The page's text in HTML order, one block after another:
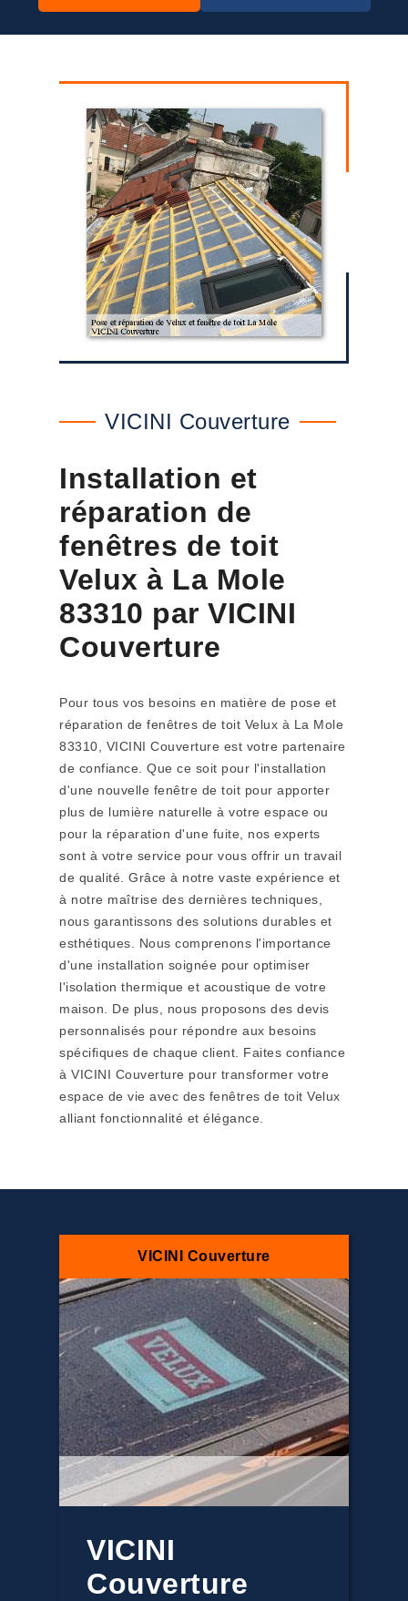
VICINI Couverture
Installation et
réparation de
fenêtres de toit
Velux à La Mole
83310 par VICINI
Couverture
Pour tous vos besoins en matière de pose et
réparation de fenêtres de toit Velux à La Mole
83310, VICINI Couverture est votre partenaire
de confiance. Que ce soit pour l'installation
d'une nouvelle fenêtre de toit pour apporter
plus de lumière naturelle à votre espace ou
pour la réparation d'une fuite, nos experts
sont à votre service pour vous offrir un travail
de qualité. Grâce à notre vaste expérience et
à notre maîtrise des dernières techniques,
nous garantissons des solutions durables et
esthétiques. Nous comprenons l'importance
d'une installation soignée pour optimiser
l'isolation thermique et acoustique de votre
maison. De plus, nous proposons des devis
personnalisés pour répondre aux besoins
spécifiques de chaque client. Faites confiance
à VICINI Couverture pour transformer votre
espace de vie avec des fenêtres de toit Velux
alliant fonctionnalité et élégance.
VICINI Couverture
VICINI
Couverture